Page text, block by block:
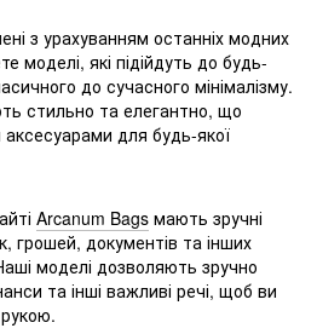
з урахуванням останніх модних
моделі, які підійдуть до будь-
до сучасного мінімалізму.
стильно та елегантно, що
аксесуарами для будь-якої
Arcanum Bags мають зручні
грошей, документів та інших
моделі дозволяють зручно
та інші важливі речі, щоб ви